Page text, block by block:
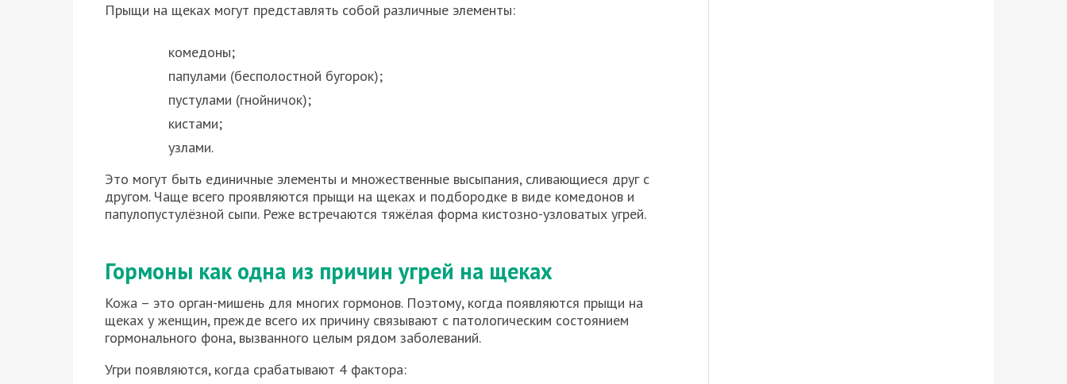
Прыщи на щеках могут представлять собой различные элементы:
комедоны;
папулами (бесполостной бугорок);
пустулами (гнойничок);
кистами;
узлами.
Это могут быть единичные элементы и множественные высыпания, сливающиеся друг с
другом. Чаще всего проявляются прыщи на щеках и подбородке в виде комедонов и
папулопустулёзной сыпи. Реже встречаются тяжёлая форма кистозно-узловатых угрей.
Гормоны как одна из причин угрей на щеках
Кожа – это орган-мишень для многих гормонов. Поэтому, когда появляются прыщи на
щеках у женщин, прежде всего их причину связывают с патологическим состоянием
гормонального фона, вызванного целым рядом заболеваний.
Угри появляются, когда срабатывают 4 фактора: